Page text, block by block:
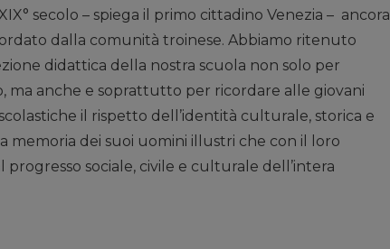
secolo – spiega il primo cittadino Venezia – ancora
dalla comunità troinese. Abbiamo ritenuto
didattica della nostra scuola non solo per
ma anche e soprattutto per ricordare alle giovani
il rispetto dell’identità culturale, storica e
memoria dei suoi uomini illustri che con il loro
sociale, civile e culturale dell’intera